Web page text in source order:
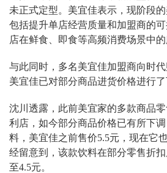
未正式定型。美宜佳表示，现阶段
包括提升单店经营质量和加盟商的
店在鲜食、即食等高频消费场景中的
与此同时，多名美宜佳加盟商向时
美宜佳已对部分商品进货价格进行了
沈川透露，此前美宜家的多款商品
利店，如今部分商品价格已有所下
料，美宜佳之前售价5.5元，现在它
经留意到，该款饮料在部分零售折
至4.5元。